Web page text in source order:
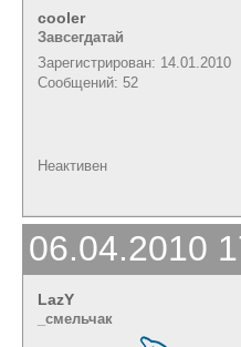
cooler
Завсегдатай
Зарегистрирован: 14.01.2010
Сообщений: 52
Неактивен
06.04.2010
LazY
_cмельчак